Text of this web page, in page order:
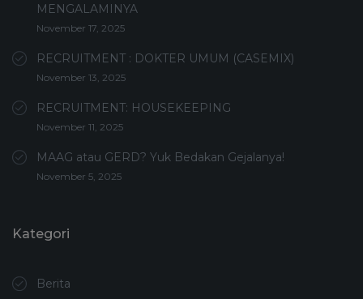
MENGALAMINYA
November 17, 2025
RECRUITMENT : DOKTER UMUM (CASEMIX)
November 13, 2025
RECRUITMENT: HOUSEKEEPING
November 11, 2025
MAAG atau GERD? Yuk Bedakan Gejalanya!
November 5, 2025
Kategori
Berita